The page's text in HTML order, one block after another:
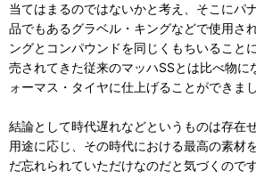
当てはまるのではないかと考え、そこにパ
品でもあるグラベル・キングなどで使用さ
ングとコンパウンドを同じくもちいること
売されてきた従来のマッハSSとは比べ物に
ォーマス・タイヤに仕上げることができまし
結論として時代遅れなどというものは存在
用途に応じ、その時代における最高の素材
だ忘れられていただけなのだと気づくのです